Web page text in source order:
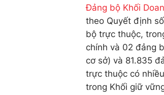
Đảng bộ Khối
theo Quyết định
bộ trực thuộc,
chính và 02 đảng
cơ sở) và 81.835
trực thuộc có
trong Khối giữ